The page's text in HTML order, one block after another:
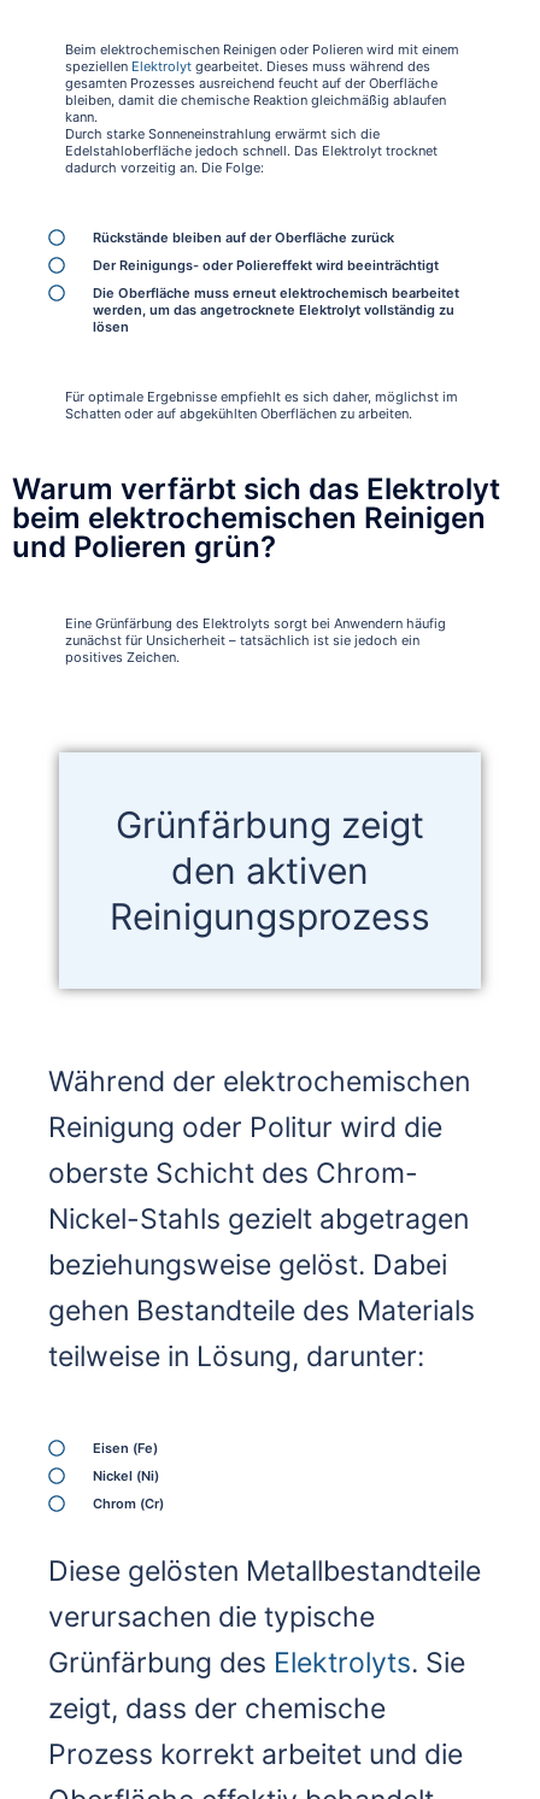
Beim elektrochemischen Reinigen oder Polieren wird mit einem
speziellen Elektrolyt gearbeitet. Dieses muss während des
gesamten Prozesses ausreichend feucht auf der Oberfläche
bleiben, damit die chemische Reaktion gleichmäßig ablaufen
kann.
Durch starke Sonneneinstrahlung erwärmt sich die
Edelstahloberfläche jedoch schnell. Das Elektrolyt trocknet
dadurch vorzeitig an. Die Folge:
Rückstände bleiben auf der Oberfläche zurück
Der Reinigungs- oder Poliereffekt wird beeinträchtigt
Die Oberfläche muss erneut elektrochemisch bearbeitet
werden, um das angetrocknete Elektrolyt vollständig zu
lösen
Für optimale Ergebnisse empfiehlt es sich daher, möglichst im
Schatten oder auf abgekühlten Oberflächen zu arbeiten.
Warum verfärbt sich das Elektrolyt
beim elektrochemischen Reinigen
und Polieren grün?
Eine Grünfärbung des Elektrolyts sorgt bei Anwendern häufig
zunächst für Unsicherheit – tatsächlich ist sie jedoch ein
positives Zeichen.
Grünfärbung zeigt
den aktiven
Reinigungsprozess
Während der elektrochemischen
Reinigung oder Politur wird die
oberste Schicht des Chrom-
Nickel-Stahls gezielt abgetragen
beziehungsweise gelöst. Dabei
gehen Bestandteile des Materials
teilweise in Lösung, darunter:
Eisen (Fe)
Nickel (Ni)
Chrom (Cr)
Diese gelösten Metallbestandteile
verursachen die typische
Grünfärbung des Elektrolyts. Sie
zeigt, dass der chemische
Prozess korrekt arbeitet und die